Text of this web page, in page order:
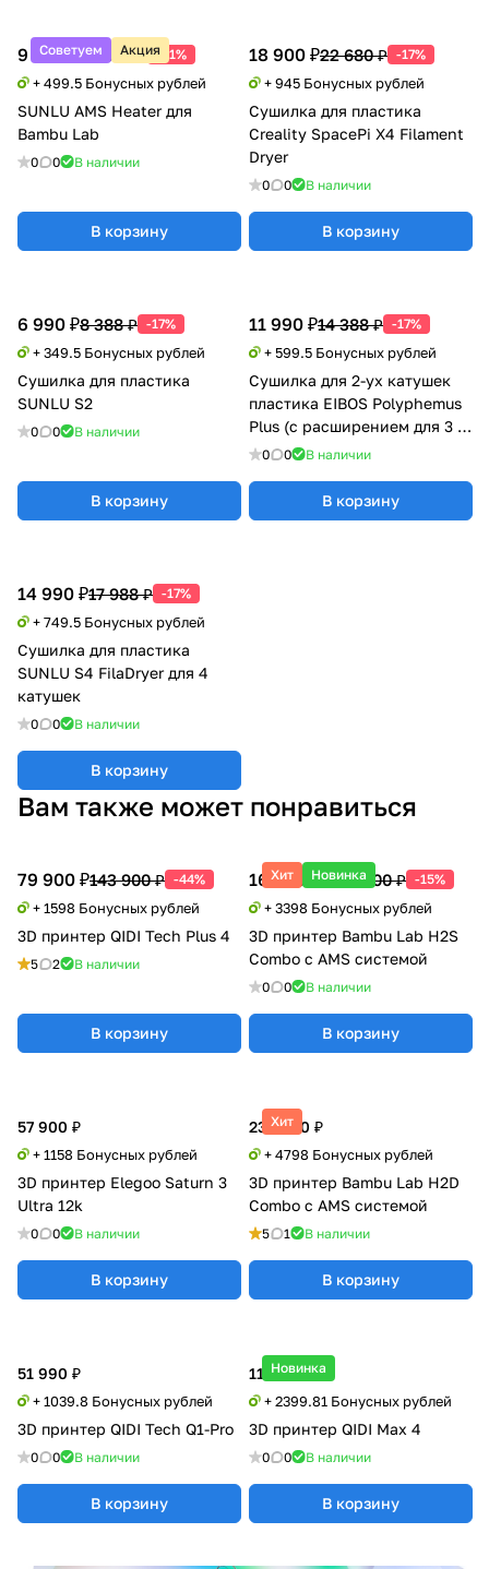
Советуем Акция
9 990 ₽20 388 ₽ -51%
+ 499.5 Бонусных рублей
SUNLU AMS Heater для
Bambu Lab
0 0 В наличии
В корзину
18 900 ₽22 680 ₽ -17%
+ 945 Бонусных рублей
Сушилка для пластика
Creality SpacePi X4 Filament
Dryer
0 0 В наличии
В корзину
6 990 ₽8 388 ₽ -17%
+ 349.5 Бонусных рублей
Сушилка для пластика
SUNLU S2
0 0 В наличии
В корзину
11 990 ₽14 388 ₽ -17%
+ 599.5 Бонусных рублей
Сушилка для 2-ух катушек
пластика EIBOS Polyphemus
Plus (с расширением для 3 кг
катушки)
0 0 В наличии
В корзину
14 990 ₽17 988 ₽ -17%
+ 749.5 Бонусных рублей
Сушилка для пластика
SUNLU S4 FilaDryer для 4
катушек
0 0 В наличии
В корзину
Вам также может понравиться
79 900 ₽143 900 ₽ -44%
+ 1598 Бонусных рублей
3D принтер QIDI Tech Plus 4
5 2 В наличии
В корзину
Хит Новинка
169 900 ₽199 500 ₽ -15%
+ 3398 Бонусных рублей
3D принтер Bambu Lab H2S
Combo с AMS системой
0 0 В наличии
В корзину
Хит
239 900 ₽
+ 4798 Бонусных рублей
3D принтер Bambu Lab H2D
Combo с AMS системой
5 1 В наличии
В корзину
51 990 ₽
+ 1039.8 Бонусных рублей
3D принтер QIDI Tech Q1-Pro
0 0 В наличии
В корзину
Новинка
119 990 ₽
+ 2399.81 Бонусных рублей
3D принтер QIDI Max 4
0 0 В наличии
В корзину
57 900 ₽
+ 1158 Бонусных рублей
3D принтер Elegoo Saturn 3
Ultra 12k
0 0 В наличии
В корзину